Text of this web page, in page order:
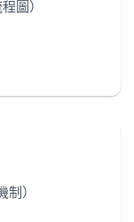
圖）
）